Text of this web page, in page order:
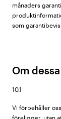
månaders
som
Om
10.1
Vi förbehåller
föreligger, utan